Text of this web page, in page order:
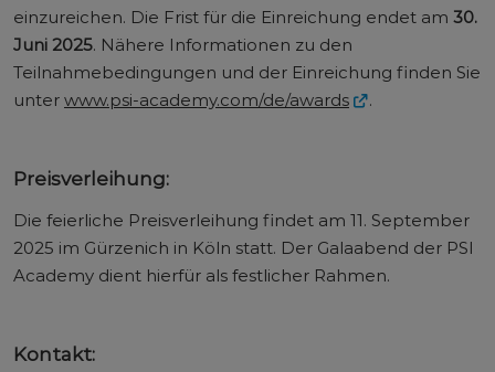
einzureichen. Die Frist für die Einreichung endet am 30.
Juni 2025. Nähere Informationen zu den
Teilnahmebedingungen und der Einreichung finden Sie
unter www.psi-academy.com/de/awards .
Preisverleihung:
Die feierliche Preisverleihung findet am 11. September
2025 im Gürzenich in Köln statt. Der Galaabend der PSI
Academy dient hierfür als festlicher Rahmen.
Kontakt: